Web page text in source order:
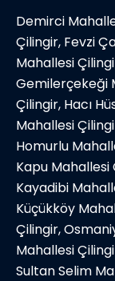
Demirci
Çilingir, Fevzi
Mahallesi
Gemilerçekeği
Çilingir, Hacı
Mahallesi
Homurlu
Kapu Mahallesi
Kayadibi
Küçükköy
Çilingir,
Mahallesi
Sultan Selim